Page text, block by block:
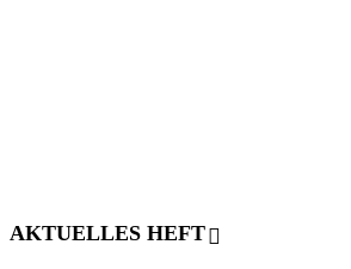
AKTUELLES HEFT